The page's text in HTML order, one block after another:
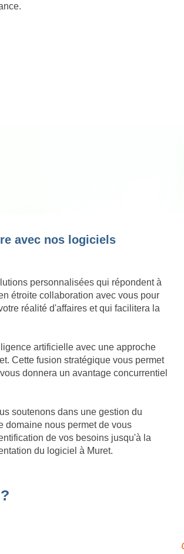
avec nos logiciels
personnalisées qui répondent à
étroite collaboration avec vous pour
réalité d'affaires et qui facilitera la
artificielle avec une approche
Cette fusion stratégique vous permet
donnera un avantage concurrentiel
soutenons dans une gestion du
domaine nous permet de vous
de vos besoins jusqu'à la
du logiciel à Muret.